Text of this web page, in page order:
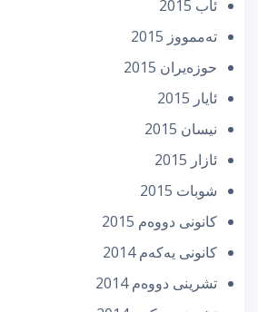
ئاب 2015
تەممووز 2015
حوزه‌یران 2015
ئایار 2015
نیسان 2015
ئازار 2015
شوبات 2015
كانونی دووه‌م 2015
كانونی یه‌كه‌م 2014
تشرینی دووه‌م 2014